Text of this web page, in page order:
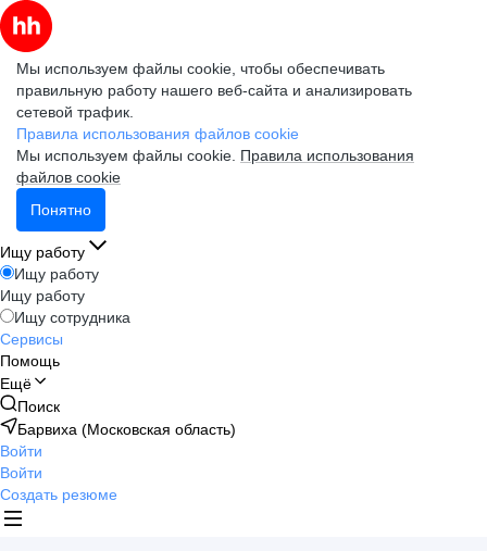
Мы используем файлы cookie, чтобы обеспечивать
правильную работу нашего веб-сайта и анализировать
сетевой трафик.
Правила использования файлов cookie
Мы используем файлы cookie. Правила использования
файлов cookie
Понятно
Ищу работу
Ищу работу
Ищу работу
Ищу сотрудника
Сервисы
Помощь
Ещё
Поиск
Барвиха (Московская область)
Войти
Войти
Создать резюме